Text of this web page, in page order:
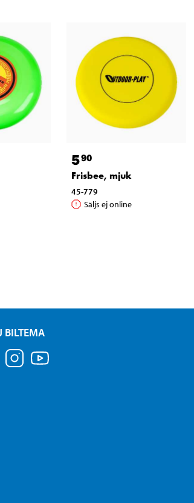
590
Frisbee, mjuk
45-779
Säljs ej online
BILTEMA